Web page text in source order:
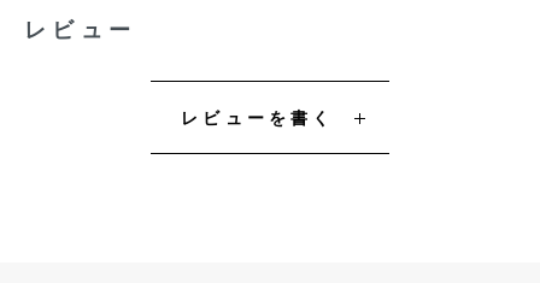
レビュー
レビューを書く